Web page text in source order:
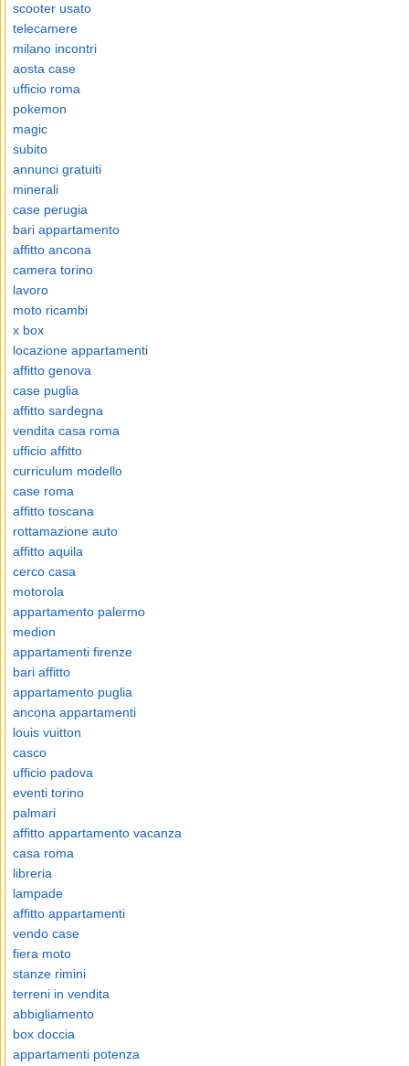
scooter usato
telecamere
milano incontri
aosta case
ufficio roma
pokemon
magic
subito
annunci gratuiti
minerali
case perugia
bari appartamento
affitto ancona
camera torino
lavoro
moto ricambi
x box
locazione appartamenti
affitto genova
case puglia
affitto sardegna
vendita casa roma
ufficio affitto
curriculum modello
case roma
affitto toscana
rottamazione auto
affitto aquila
cerco casa
motorola
appartamento palermo
medion
appartamenti firenze
bari affitto
appartamento puglia
ancona appartamenti
louis vuitton
casco
ufficio padova
eventi torino
palmari
affitto appartamento vacanza
casa roma
libreria
lampade
affitto appartamenti
vendo case
fiera moto
stanze rimini
terreni in vendita
abbigliamento
box doccia
appartamenti potenza